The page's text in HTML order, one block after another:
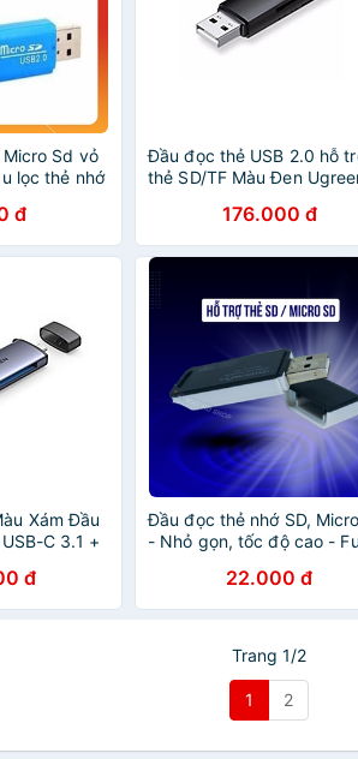
Sd vỏ
lọc thẻ nhớ
đ
Đầu đọc thẻ USB 2.0 hỗ
thẻ SD/TF Màu Đen
176.000 đ
Xám Đầu
C 3.1 +
hãng
đ
Đầu đọc thẻ nhớ SD,
- Nhỏ gọn, tốc độ cao -
22.000 đ
Trang 1/2
1 2